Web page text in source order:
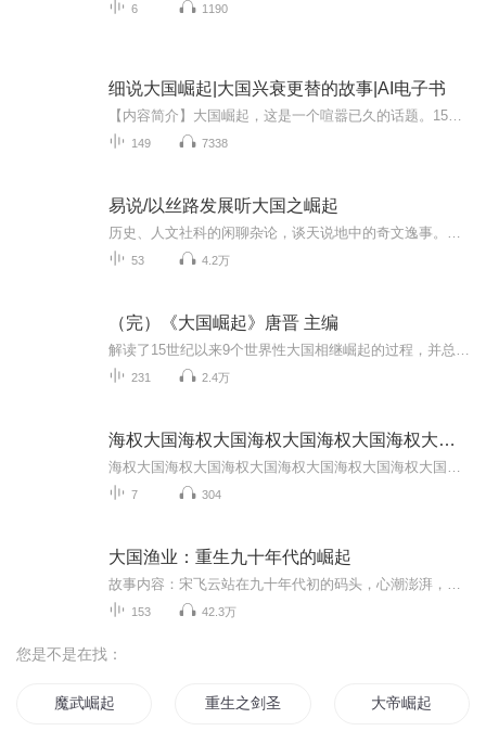
6 1190
细说大国崛起|大国兴衰更替的故事|AI电子书
149 7338
易说/以丝路发展听大国之崛起
53 4.2万
（完）《大国崛起》唐晋 主编
231 2.4万
海权大国海权大国海权大国海权大国海权大国海权大国
7 304
大国渔业：重生九十年代的崛起
153 42.3万
您是不是在找：
魔武崛起 重生之剑圣崛起 大帝崛起